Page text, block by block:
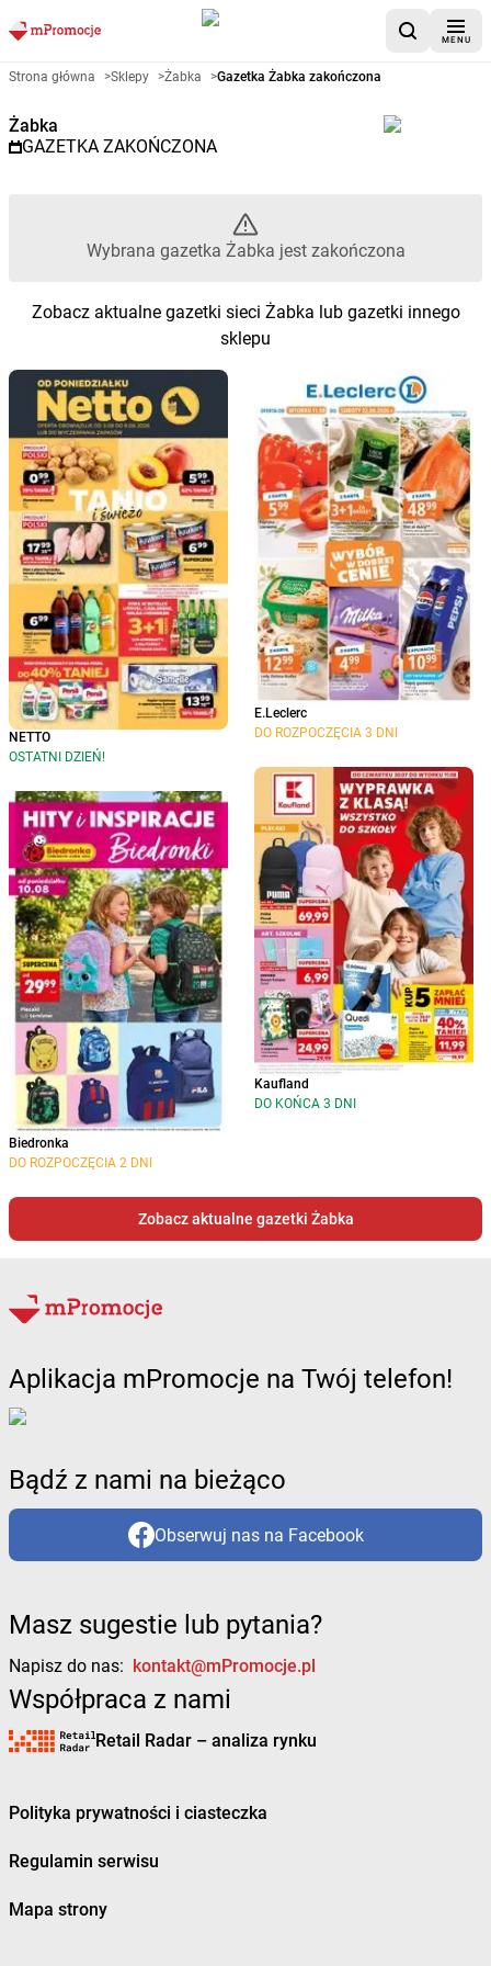
MENU
Gazetka promocyjna Żabka –
Strona główna >Sklepy >Żabka >Gazetka Żabka zakończona
Żabka
GAZETKA ZAKOŃCZONA
Wybrana gazetka Żabka jest zakończona
Zobacz aktualne gazetki sieci Żabka lub gazetki innego
sklepu
NETTO
OSTATNI DZIEŃ!
Biedronka
DO ROZPOCZĘCIA 2 DNI
E.Leclerc
DO ROZPOCZĘCIA 3 DNI
Kaufland
DO KOŃCA 3 DNI
Zobacz aktualne gazetki Żabka
Aplikacja mPromocje na Twój telefon!
Bądź z nami na bieżąco
Obserwuj nas na Facebook
Masz sugestie lub pytania?
Napisz do nas: kontakt@mPromocje.pl
Współpraca z nami
Retail Radar – analiza rynku
Polityka prywatności i ciasteczka
Regulamin serwisu
Mapa strony